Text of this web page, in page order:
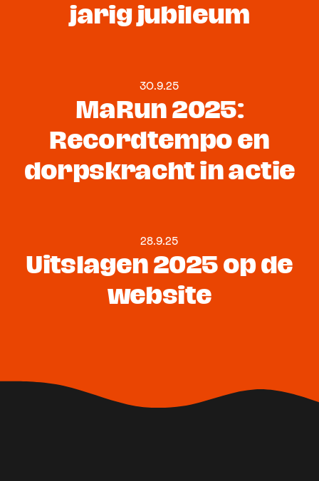
jarig jubileum
30.9.25
MaRun 2025:
Recordtempo en
dorpskracht in actie
28.9.25
Uitslagen 2025 op de
website